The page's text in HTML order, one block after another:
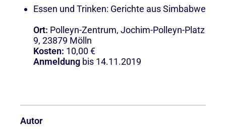
Essen und Trinken: Gerichte aus Simbabwe
Ort: Polleyn-Zentrum, Jochim-Polleyn-Platz
9, 23879 Mölln
Kosten: 10,00 €
Anmeldung bis 14.11.2019
Autor